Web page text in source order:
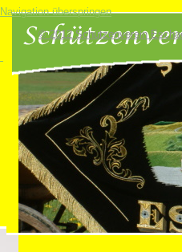
Navigation überspringen
© 2012 Schützenverein